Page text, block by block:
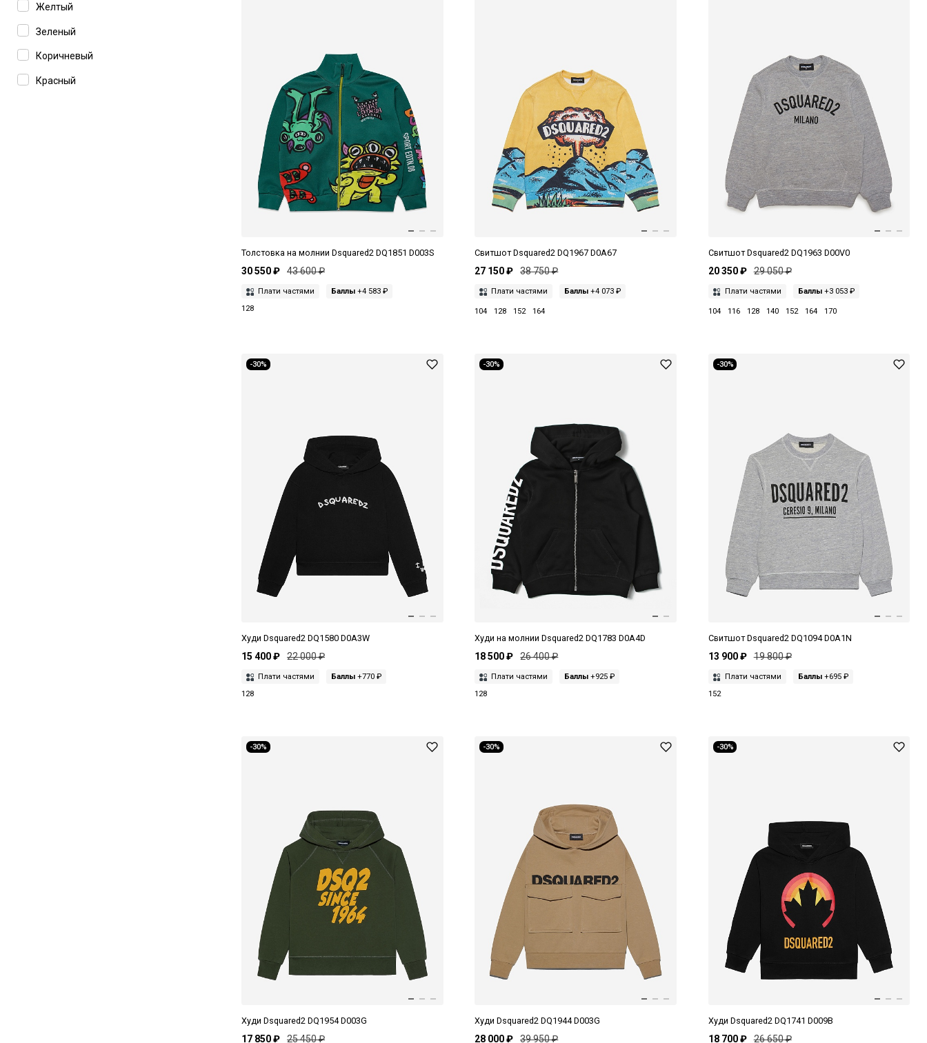
74
80
84
88
Желтый
Зеленый
Коричневый
Красный
Толстовка на молнии Dsquared2 DQ1851 D003S
30 550 ₽ 43 600 ₽
Плати частями Баллы +4 583 ₽
128
Свитшот Dsquared2 DQ1967 D0A67
27 150 ₽ 38 750 ₽
Плати частями Баллы +4 073 ₽
104 128 152 164
Свитшот Dsquared2 DQ1963 D00V0
20 350 ₽ 29 050 ₽
Плати частями Баллы+3 053 ₽
104 116 128 140 152 164 170
-30%
Худи Dsquared2 DQ1580 D0A3W
15 400 ₽ 22 000 ₽
Плати частями Баллы +770 ₽
128
-30%
Худи на молнии Dsquared2 DQ1783 D0A4D
18 500 ₽ 26 400 ₽
Плати частями Баллы +925 ₽
128
-30%
Свитшот Dsquared2 DQ1094 D0A1N
13 900 ₽ 19 800 ₽
Плати частями Баллы+695 ₽
152
-30%
Худи Dsquared2 DQ1954 D003G
17 850 ₽ 25 450 ₽
-30%
Худи Dsquared2 DQ1944 D003G
28 000 ₽ 39 950 ₽
-30%
Худи Dsquared2 DQ1741 D009B
18 700 ₽ 26 650 ₽